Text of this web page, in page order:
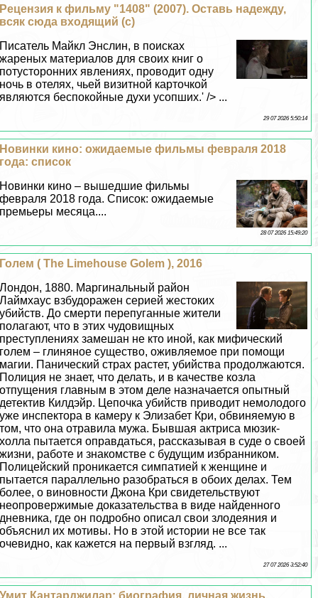
Рецензия к фильму "1408" (2007). Оставь надежду,
всяк сюда входящий (с)
Писатель Майкл Энслин, в поисках
жареных материалов для своих книг о
потусторонних явлениях, проводит одну
ночь в отелях, чьей визитной карточкой
являются беспокойные духи усопших.' /> ...
29 07 2026 5:50:14
Новинки кино: ожидаемые фильмы февраля 2018
года: список
Новинки кино – вышедшие фильмы
февраля 2018 года. Список: ожидаемые
премьеры месяца....
28 07 2026 15:49:20
Голем ( The Limehouse Golem ), 2016
Лондон, 1880. Маргинальный район
Лаймхаус взбудоражен серией жестоких
убийств. До cмepти перепуганные жители
полагают, что в этих чудовищных
преступлениях замешан не кто иной, как мифический
голем – глиняное существо, оживляемое при помощи
магии. Панический страх растет, убийства продолжаются.
Полиция не знает, что делать, и в качестве козла
отпущения главным в этом деле назначается опытный
детектив Килдэйр. Цепочка убийств приводит немолодого
уже инспектора в камеру к Элизабет Кри, обвиняемую в
том, что она отравила мужа. Бывшая актриса мюзик-
холла пытается оправдаться, рассказывая в суде о своей
жизни, работе и знакомстве с будущим избранником.
Полицейский проникается симпатией к женщине и
пытается параллельно разобраться в обоих делах. Тем
более, о виновности Джона Кри свидетельствуют
неопровержимые доказательства в виде найденного
дневника, где он подробно описал свои злодеяния и
объяснил их мотивы. Но в этой истории не все так
очевидно, как кажется на первый взгляд. ...
27 07 2026 3:52:40
Умит Кантарджилар: биография, личная жизнь,